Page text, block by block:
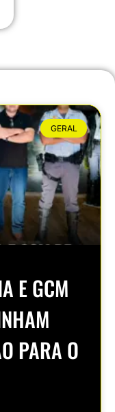
GERAL
E GCM
PARA O